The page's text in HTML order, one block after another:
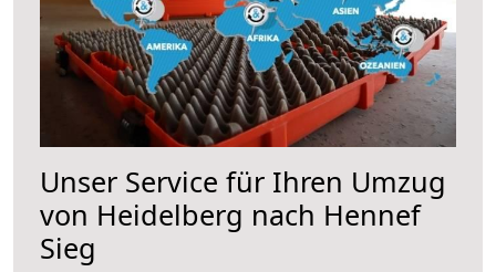
Unser Service für Ihren Umzug
von Heidelberg nach Hennef
Sieg